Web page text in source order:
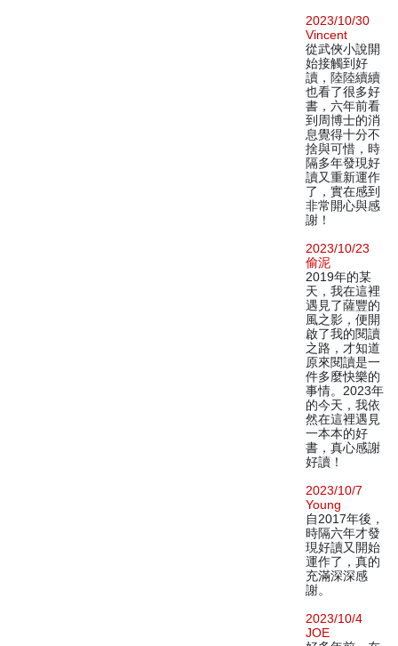
2023/10/30
Vincent
從武俠小說開
始接觸到好
讀，陸陸續續
也看了很多好
書，六年前看
到周博士的消
息覺得十分不
捨與可惜，時
隔多年發現好
讀又重新運作
了，實在感到
非常開心與感
謝！
2023/10/23
偷泥
2019年的某
天，我在這裡
遇見了薩豐的
風之影，便開
啟了我的閱讀
之路，才知道
原來閱讀是一
件多麼快樂的
事情。2023年
的今天，我依
然在這裡遇見
一本本的好
書，真心感謝
好讀！
2023/10/7
Young
自2017年後，
時隔六年才發
現好讀又開始
運作了，真的
充滿深深感
謝。
2023/10/4
JOE